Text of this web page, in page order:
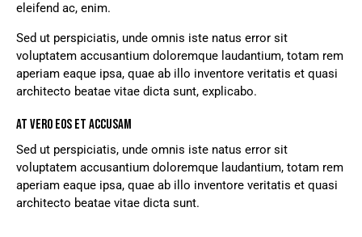
eleifend ac, enim.
Sed ut perspiciatis, unde omnis iste natus error sit
voluptatem accusantium doloremque laudantium, totam rem
aperiam eaque ipsa, quae ab illo inventore veritatis et quasi
architecto beatae vitae dicta sunt, explicabo.
AT VERO EOS ET ACCUSAM
Sed ut perspiciatis, unde omnis iste natus error sit
voluptatem accusantium doloremque laudantium, totam rem
aperiam eaque ipsa, quae ab illo inventore veritatis et quasi
architecto beatae vitae dicta sunt.